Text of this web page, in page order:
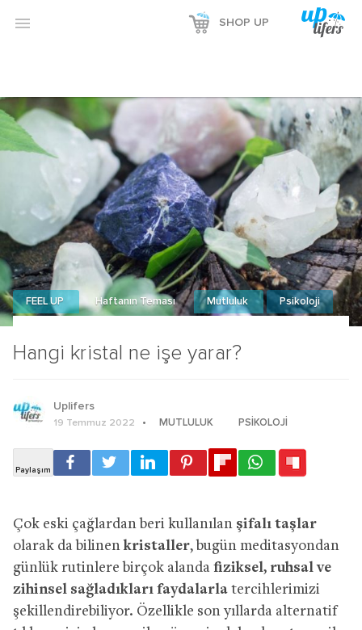
Reklamı Göster
Reklamı Gizle
 SHOP UP
Hangi kristal ne işe yarar?
FEEL UP Haftanın Teması Mutluluk Psikoloji
Uplifers
19 Temmuz 2022 MUTLULUK PSIKOLOJI
Çok eski çağlardan beri kullanılan şifalı taşlar
olarak da bilinen kristaller, bugün meditasyondan
günlük rutinlere birçok alanda fiziksel, ruhsal ve
zihinsel sağladıkları faydalarla tercihlerimizi
şekillendirebiliyor. Özellikle son yıllarda alternatif